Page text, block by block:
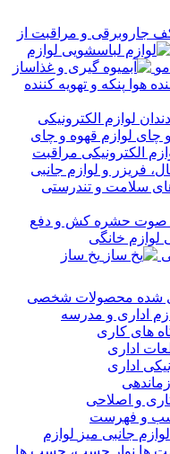
جاروبرقی و مراقبت از
لوازم
پنکه و تهویه کننده
لوازم الکترونیکی
لوازم قهوه و چای
الکترونیکی مراقبت
حشره کش و دفع
لوازم خانگی
یخ ساز
محصولات شخصی
اداری و مدرسه
های کاری
اداری
اداری
و اصلاحی
و فهرست
لوازم